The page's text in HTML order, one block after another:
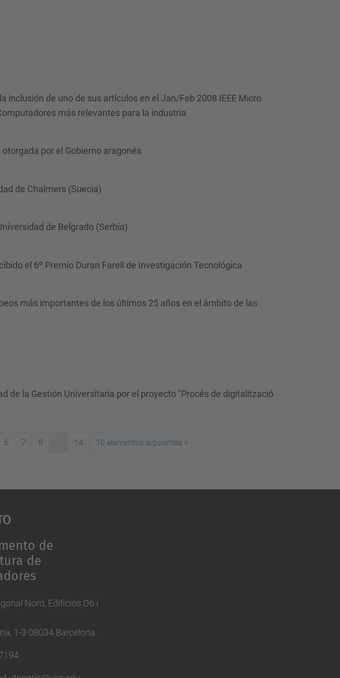
inclusión de uno de sus artículos en el Jan/Feb 2008 IEEE Micro
más relevantes para la industria
por el Gobierno aragonés
de Chalmers (Suecia)
de Belgrado (Serbia)
el 6º Premio Duran Farell de Investigación Tecnológica
más importantes de los últimos 25 años en el ámbito de las
de la Gestión Universitaria por el proyecto "Procés de digitalització
6 7 8 ... 14 10 elementos siguientes >
de
de
Nord, Edificios D6 i
1-3 08034 Barcelona